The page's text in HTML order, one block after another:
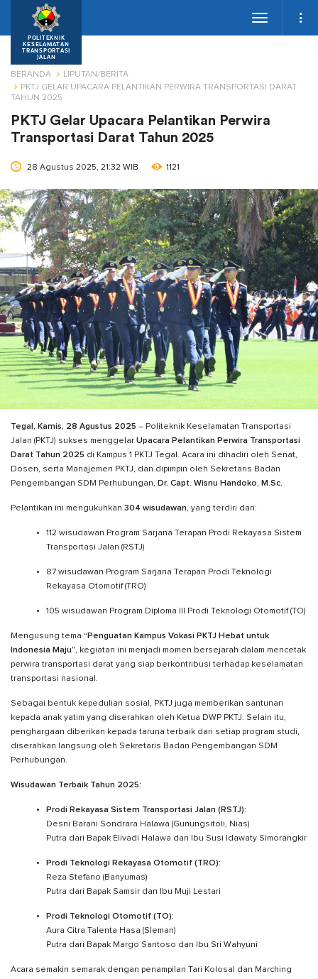
POLITEKNIK
KESELAMATAN
TRANSPORTASI
JALAN
Toggle
BERANDA
LIPUTAN/BERITA
PKTJ GELAR UPACARA PELANTIKAN PERWIRA TRANSPORTASI DARAT
TAHUN 2025
PKTJ Gelar Upacara Pelantikan Perwira
Transportasi Darat Tahun 2025
28 Agustus 2025, 21:32 WIB 1121
Tegal, Kamis, 28 Agustus 2025 – Politeknik Keselamatan Transportasi
Jalan (PKTJ) sukses menggelar Upacara Pelantikan Perwira Transportasi
Darat Tahun 2025 di Kampus 1 PKTJ Tegal. Acara ini dihadiri oleh Senat,
Dosen, serta Manajemen PKTJ, dan dipimpin oleh Sekretaris Badan
Pengembangan SDM Perhubungan, Dr. Capt. Wisnu Handoko, M.Sc.
Pelantikan ini mengukuhkan 304 wisudawan, yang terdiri dari:
112 wisudawan Program Sarjana Terapan Prodi Rekayasa Sistem
Transportasi Jalan (RSTJ)
87 wisudawan Program Sarjana Terapan Prodi Teknologi
Rekayasa Otomotif (TRO)
105 wisudawan Program Diploma III Prodi Teknologi Otomotif (TO)
Mengusung tema “Penguatan Kampus Vokasi PKTJ Hebat untuk
Indonesia Maju”, kegiatan ini menjadi momen bersejarah dalam mencetak
perwira transportasi darat yang siap berkontribusi terhadap keselamatan
transportasi nasional.
Sebagai bentuk kepedulian sosial, PKTJ juga memberikan santunan
kepada anak yatim yang diserahkan oleh Ketua DWP PKTJ. Selain itu,
penghargaan diberikan kepada taruna terbaik dari setiap program studi,
diserahkan langsung oleh Sekretaris Badan Pengembangan SDM
Perhubungan.
Wisudawan Terbaik Tahun 2025:
Prodi Rekayasa Sistem Transportasi Jalan (RSTJ):
Desni Barani Sondrara Halawa (Gunungsitoli, Nias)
Putra dari Bapak Elivadi Halawa dan Ibu Susi Idawaty Simorangkir
Prodi Teknologi Rekayasa Otomotif (TRO):
Reza Stefano (Banyumas)
Putra dari Bapak Samsir dan Ibu Muji Lestari
Prodi Teknologi Otomotif (TO):
Aura Citra Talenta Hasa (Sleman)
Putra dari Bapak Margo Santoso dan Ibu Sri Wahyuni
Acara semakin semarak dengan penampilan Tari Kolosal dan Marching